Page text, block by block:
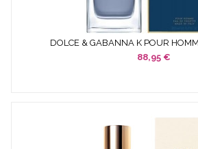
DOLCE & GABANNA K POUR
88,95 €